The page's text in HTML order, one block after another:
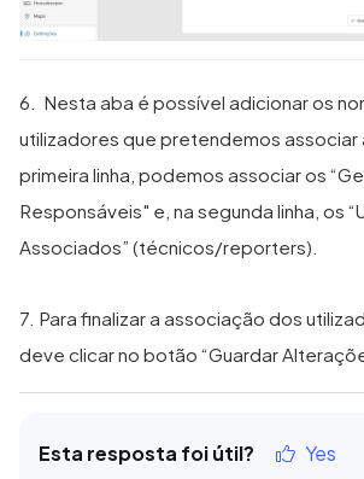
6. Nesta aba é possível adicionar os
utilizadores que pretendemos associar
primeira linha, podemos associar os
Responsáveis" e, na segunda linha, os
Associados” (técnicos/reporters).
7. Para finalizar a associação dos
deve clicar no botão “Guardar
Esta resposta foi útil? Yes